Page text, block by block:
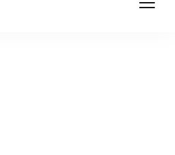
大阪大学中之島
アートで繋ぐ 共創の彼方